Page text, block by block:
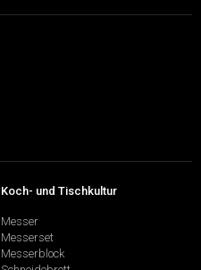
Koch- und Tischkultur
Messer
Messerset
Messerblock